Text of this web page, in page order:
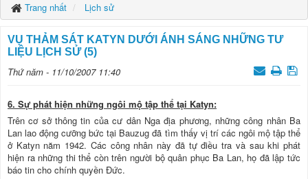
Trang nhất Lịch sử
VỤ THẢM SÁT KATYN DƯỚI ÁNH SÁNG NHỮNG TƯ
LIỆU LỊCH SỬ (5)
Thứ năm - 11/10/2007 11:40
6. Sự phát hiện những ngôi mộ tập thể tại Katyn:
Trên cơ sở thông tin của cư dân Nga địa phương, những công nhân Ba
Lan lao động cưỡng bức tại Bauzug đã tìm thấy vị trí các ngôi mộ tập thể
ở Katyn năm 1942. Các công nhân này đã tự điều tra và sau khi phát
hiện ra những thi thể còn trên người bộ quân phục Ba Lan, họ đã lập tức
báo tin cho chính quyền Đức.